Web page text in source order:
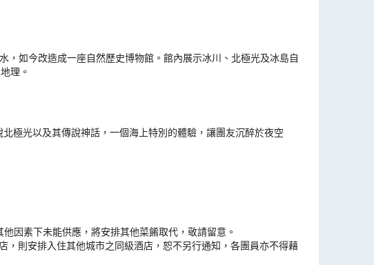
如今改造成一座自然歷史博物館。館內展示冰川、北極光及冰島自
理。
極光以及其傳說神話，一個海上特別的體驗，讓團友沉醉於夜空
因素下未能供應，將安排其他菜餚取代，敬請留意。
則安排入住其他城市之同級酒店，恕不另行通知，各團員亦不得藉